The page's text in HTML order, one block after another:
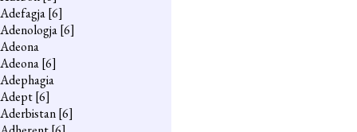
Adefagja[6]
Adenologja[6]
Adeona
Adeona[6]
Adephagia
Adept[6]
Aderbistan[6]